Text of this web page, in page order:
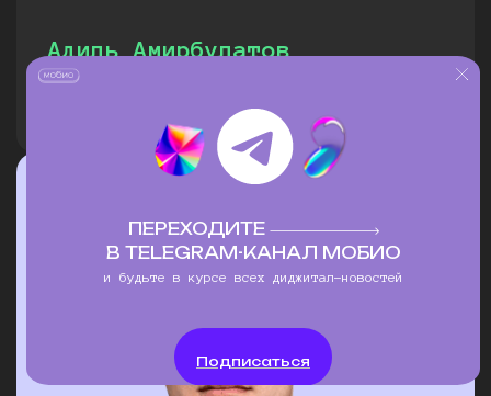
Адиль Амирбулатов
коммерческий директор
ПЕРЕХОДИТЕ
В TELEGRAM-КАНАЛ МОБИО
и будьте в курсе всех диджитал-новостей
Подписаться